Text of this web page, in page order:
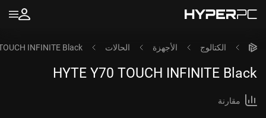
الكتالوج الأجهزة الحالات INFINITE Black
HYTE Y70 TOUCH INFINITE Black
مقارنة